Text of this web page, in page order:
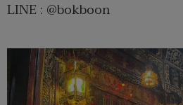
LINE : @bokboon